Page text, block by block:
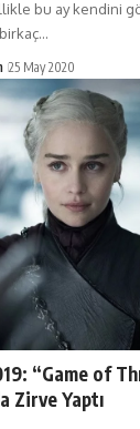
bu ay kendini
25 May 2020
“Game of
Zirve Yaptı